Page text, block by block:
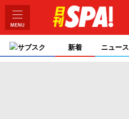
サブスク 新着 ニュース